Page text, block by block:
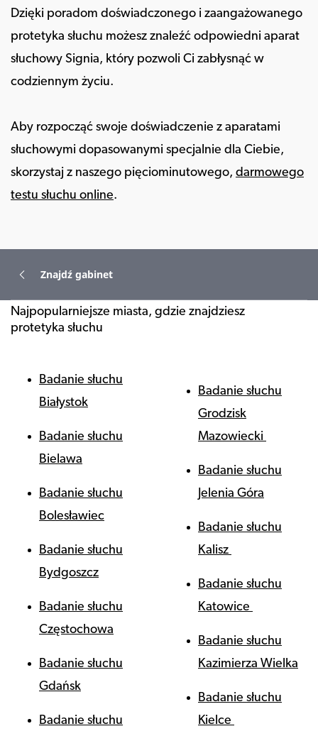
Dzięki poradom doświadczonego i zaangażowanego
protetyka słuchu możesz znaleźć odpowiedni aparat
słuchowy Signia, który pozwoli Ci zabłysnąć w
codziennym życiu.
Aby rozpocząć swoje doświadczenie z aparatami
słuchowymi dopasowanymi specjalnie dla Ciebie,
skorzystaj z naszego pięciominutowego, darmowego
testu słuchu online.
Znajdź gabinet
Najpopularniejsze miasta, gdzie znajdziesz
protetyka słuchu
Badanie słuchu
Białystok
Badanie słuchu
Bielawa
Badanie słuchu
Bolesławiec
Badanie słuchu
Bydgoszcz
Badanie słuchu
Częstochowa
Badanie słuchu
Gdańsk
Badanie słuchu
Badanie słuchu
Grodzisk
Mazowiecki
Badanie słuchu
Jelenia Góra
Badanie słuchu
Kalisz
Badanie słuchu
Katowice
Badanie słuchu
Kazimierza Wielka
Badanie słuchu
Kielce